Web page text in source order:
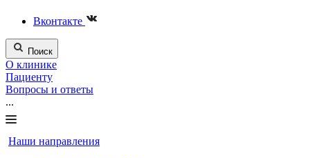
Вконтакте
Поиск
О клинике
Пациенту
Вопросы и ответы
...
Наши направления